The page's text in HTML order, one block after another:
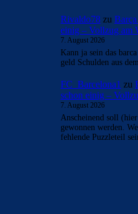
Rivaldo78 zu
einig – Vollzug am
7. August 2026
Kann ja sein das
geld Schulden aus
FC_Barcelona1 zu
schon einig –
7. August 2026
Anscheinend soll
gewonnen werden.
fehlende Puzzleteil